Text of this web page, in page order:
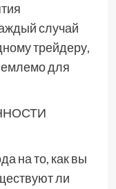
случай
трейдеру,
для
на то, как вы
ли